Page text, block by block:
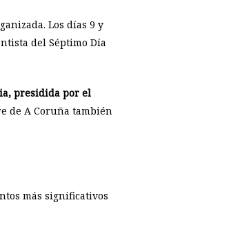
Los días 9 y
del Séptimo Día
presidida por el
de A Coruña también
más significativos